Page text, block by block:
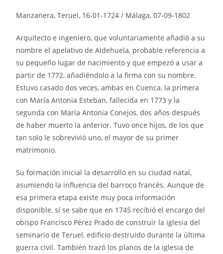
Manzanera, Teruel, 16-01-1724 / Málaga, 07-09-1802
Arquitecto e ingeniero, que voluntariamente añadió a su
nombre el apelativo de Aldehuela, probable referencia a
su pequeño lugar de nacimiento y que empezó a usar a
partir de 1772, añadiéndolo a la firma con su nombre.
Estuvo casado dos veces, ambas en Cuenca, la primera
con María Antonia Esteban, fallecida en 1773 y la
segunda con María Antonia Conejos, dos años después
de haber muerto la anterior. Tuvo once hijos, de los que
tan solo le sobrevivió uno, el mayor de su primer
matrimonio.
Su formación inicial la desarrolló en su ciudad natal,
asumiendo la influencia del barroco francés. Aunque de
esa primera etapa existe muy poca información
disponible, sí se sabe que en 1745 recibió el encargo del
obispo Francisco Pérez Prado de construir la iglesia del
seminario de Teruel, edificio destruido durante la última
guerra civil. También trazó los planos de la iglesia de